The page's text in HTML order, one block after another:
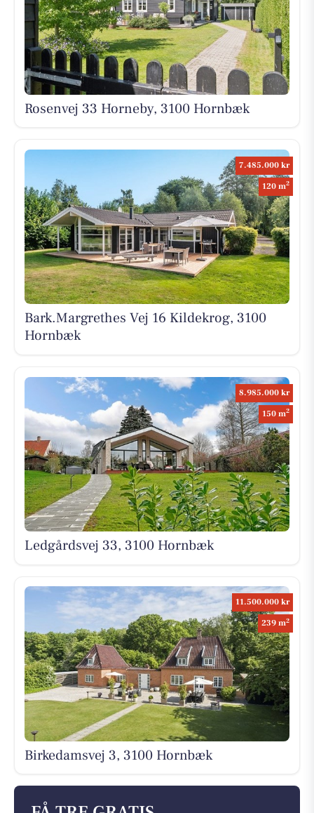
Rosenvej 33 Horneby, 3100 Hornbæk
7.485.000 kr
120 m2
Bark.Margrethes Vej 16 Kildekrog, 3100
Hornbæk
8.985.000 kr
150 m2
Ledgårdsvej 33, 3100 Hornbæk
11.500.000 kr
239 m2
Birkedamsvej 3, 3100 Hornbæk